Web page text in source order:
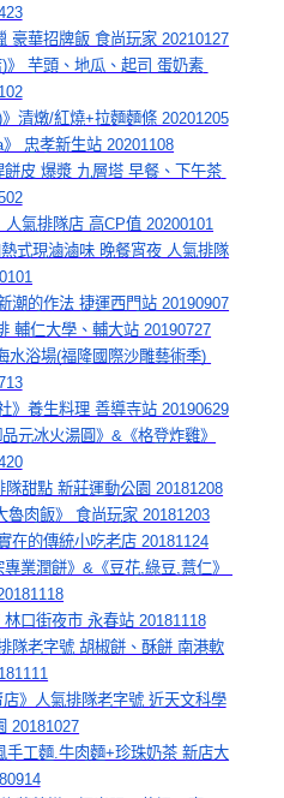
豪華招牌飯 食尚玩家 20210127
》 芋頭、地瓜、起司 蛋奶素
清燉/紅燒+拉麵麵條 20201205
忠孝新生站 20201108
皮 爆漿 九層塔 早餐、下午茶
氣排隊店 高CP值 20200101
式現滷滷味 晚餐宵夜 人氣排隊
潮的作法 捷運西門站 20190907
輔仁大學、輔大站 20190727
水浴場(福隆國際沙雕藝術季)
》養生料理 善導寺站 20190629
元冰火湯圓》&《格登炸雞》
甜點 新莊運動公園 20181208
魯肉飯》 食尚玩家 20181203
在的傳統小吃老店 20181124
業潤餅》&《豆花,綠豆,薏仁》
口街夜市 永春站 20181118
隊老字號 胡椒餅、酥餅 南港軟
》人氣排隊老字號 近天文科學
20181027
手工麵.牛肉麵+珍珠奶茶 新店大